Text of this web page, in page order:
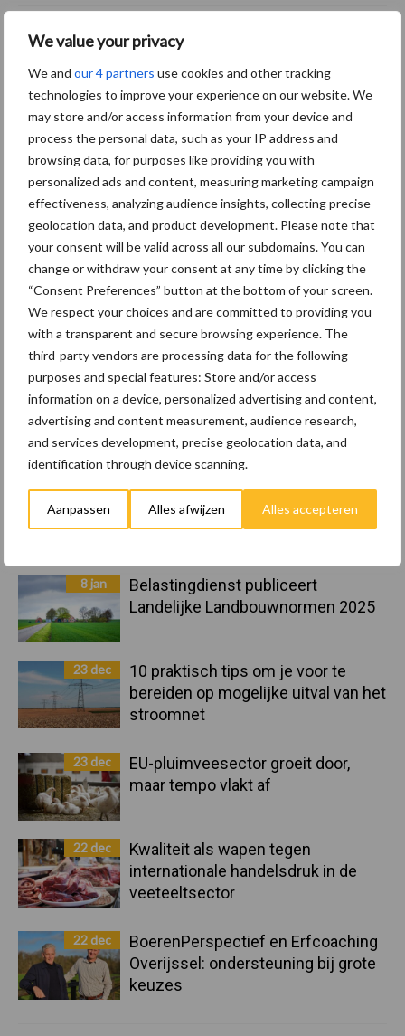
We value your privacy
We and our 4 partners use cookies and other tracking
technologies to improve your experience on our website. We
may store and/or access information from your device and
process the personal data, such as your IP address and
browsing data, for purposes like providing you with
personalized ads and content, measuring marketing campaign
effectiveness, analyzing audience insights, collecting precise
geolocation data, and product development. Please note that
your consent will be valid across all our subdomains. You can
change or withdraw your consent at any time by clicking the
“Consent Preferences” button at the bottom of your screen.
We respect your choices and are committed to providing you
with a transparent and secure browsing experience. The
third-party vendors are processing data for the following
purposes and special features: Store and/or access
information on a device, personalized advertising and content,
advertising and content measurement, audience research,
and services development, precise geolocation data, and
identification through device scanning.
Aanpassen Alles afwijzen Alles accepteren
Primaire
Recent nieuws Partner nieuws
8 jan
Belastingdienst publiceert
Landelijke Landbouwnormen 2025
23 dec
10 praktisch tips om je voor te
bereiden op mogelijke uitval van het
stroomnet
23 dec
EU-pluimveesector groeit door,
maar tempo vlakt af
22 dec
Kwaliteit als wapen tegen
internationale handelsdruk in de
veeteeltsector
22 dec
BoerenPerspectief en Erfcoaching
Overijssel: ondersteuning bij grote
keuzes
Licht aan het einde van de
emissie-tunnel
Themapagina's
Wet en regelgeving Diergezondheid
Pluimveerechten Stikstof
Toon meer